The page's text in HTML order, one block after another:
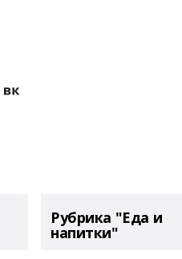
Рубрика "Еда и
напитки"